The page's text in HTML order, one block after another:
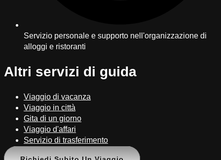
Servizio personale e supporto nell'organizzazione di
alloggi e ristoranti
Altri servizi di guida
Viaggio di vacanza
Viaggio in città
Gita di un giorno
Viaggio d'affari
Servizio di trasferimento